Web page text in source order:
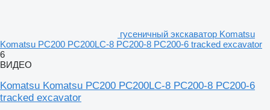
гусеничный экскаватор Komatsu
Komatsu PC200 PC200LC-8 PC200-8 PC200-6 tracked excavator
6
ВИДЕО
Komatsu Komatsu PC200 PC200LC-8 PC200-8 PC200-6
tracked excavator